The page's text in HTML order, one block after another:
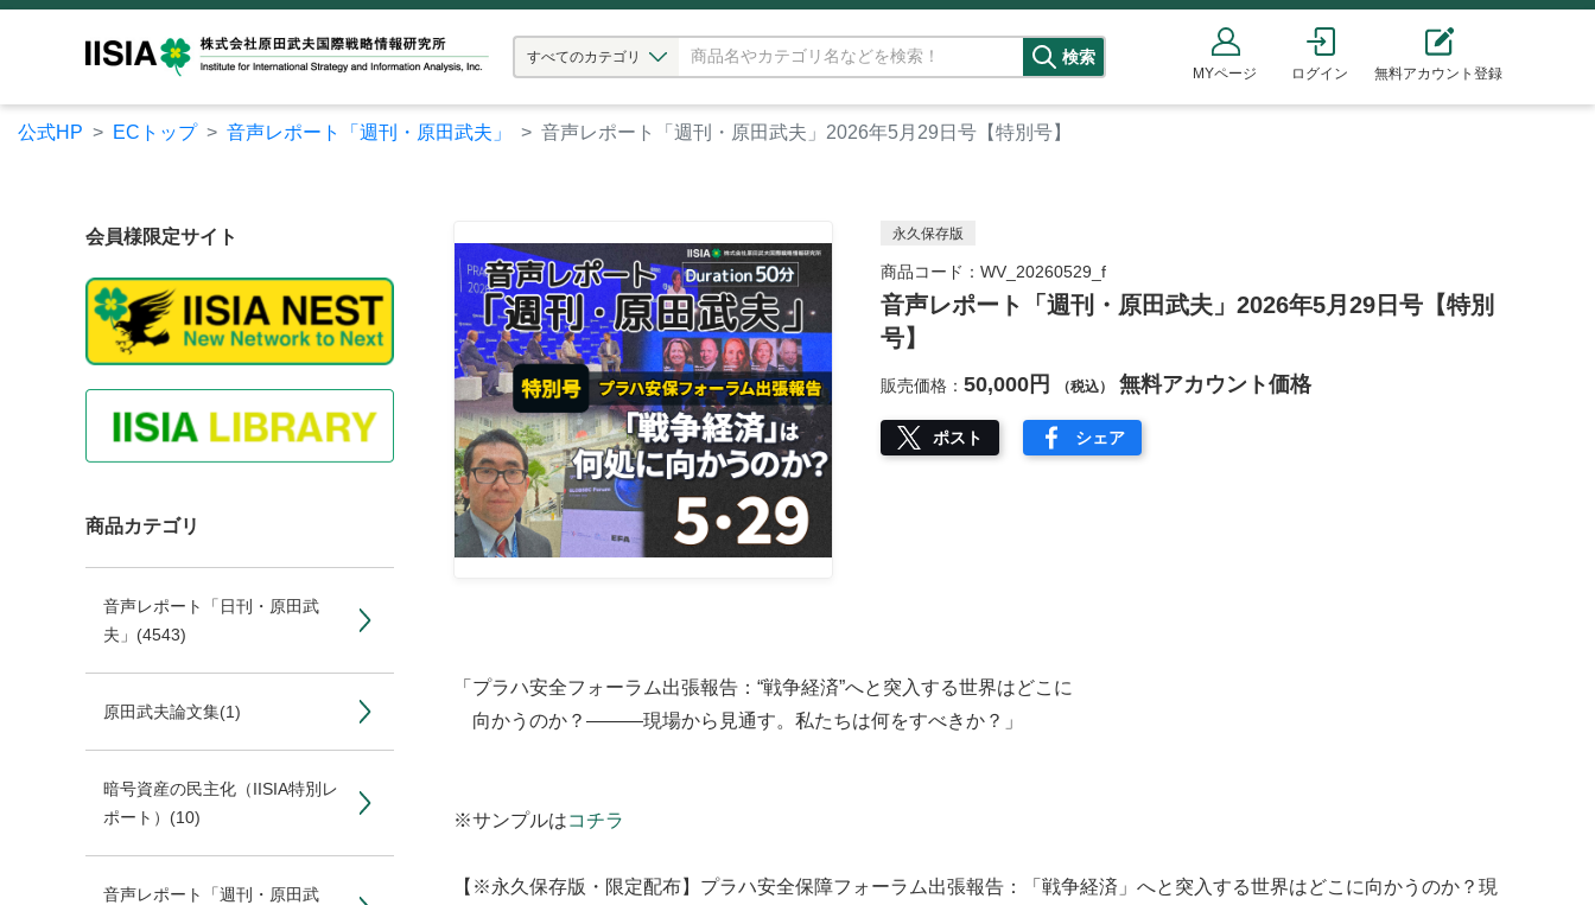
すべてのカテゴリ 検索
MYページ ログイン 無料アカウント登録
公式HP ECトップ 音声レポート「週刊・原田武夫」 音声レポート「週刊・原田武夫」2026年5月29日号【特別号】
会員様限定サイト
商品カテゴリ
音声レポート「日刊・原田武
夫」 (4543)
原田武夫論文集(1)
暗号資産の民主化（IISIA特別レ
ポート） (10)
音声レポート「週刊・原田武
永久保存版
商品コード：WV_20260529_f
音声レポート「週刊・原田武夫」2026年5月29日号【特別
号】
販売価格： 50,000円 （税込） 無料アカウント価格
ポスト シェア
「プラハ安全フォーラム出張報告：“戦争経済”へと突入する世界はどこに
向かうのか？―――現場から見通す。私たちは何をすべきか？」
※サンプルはコチラ
【※永久保存版・限定配布】プラハ安全保障フォーラム出張報告：「戦争経済」へと突入する世界はどこに向かうのか？現